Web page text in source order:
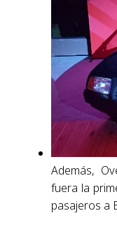
Además,
fuera la
pasajeros a